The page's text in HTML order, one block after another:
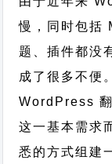
慢，同时包括
题、插件都没
成了很多不便。
WordPress
这一基本需求
悉的方式组建